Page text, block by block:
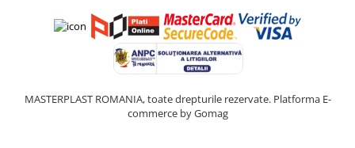
MASTERPLAST ROMANIA, toate drepturile rezervate. Platforma E-
commerce by Gomag